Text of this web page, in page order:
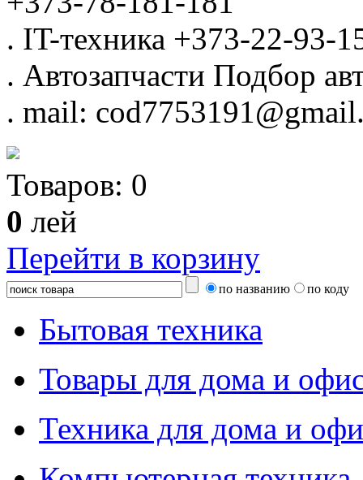
. IT-техника +373-22-93-
. Автозапчасти Подбор
. mail:
Товаров: 0
0 лей
Перейти в корзину
по названию по коду
Бытовая техника
Товары для дома и
Техника для дома и